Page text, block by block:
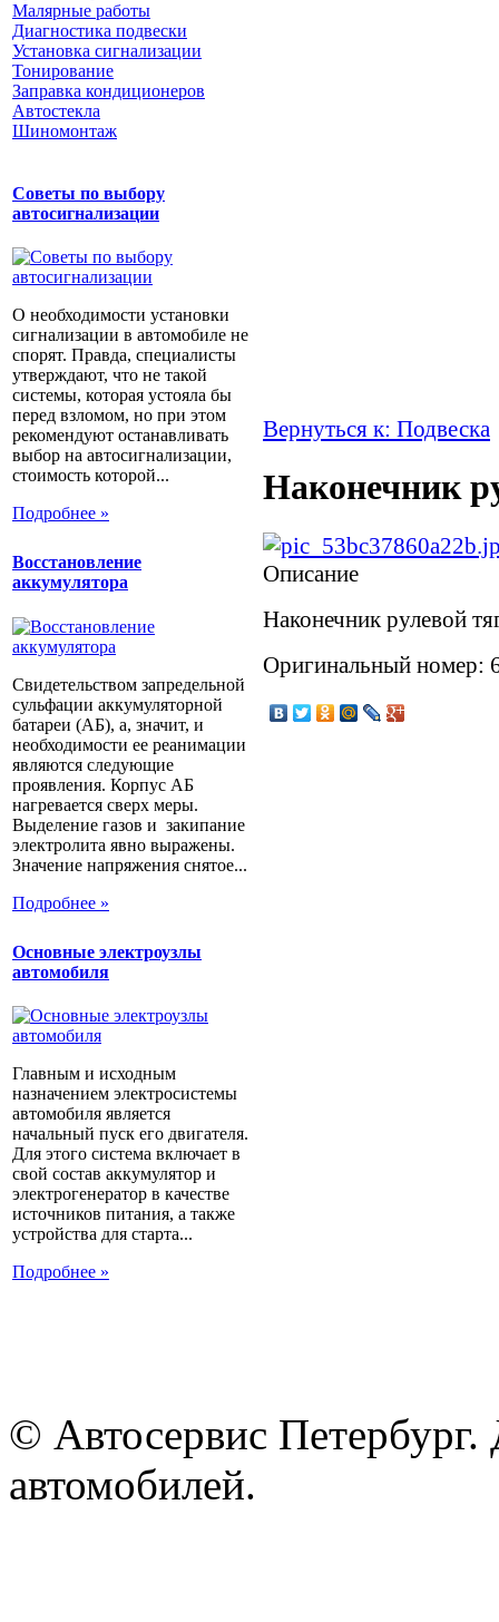
Малярные работы
Диагностика подвески
Установка сигнализации
Тонирование
Заправка кондиционеров
Автостекла
Шиномонтаж
Советы по выбору
автосигнализации
О необходимости установки
сигнализации в автомобиле не
спорят. Правда, специалисты
утверждают, что не такой
системы, которая устояла бы
перед взломом, но при этом
рекомендуют останавливать
выбор на автосигнализации,
стоимость которой...
Подробнее »
Восстановление
аккумулятора
Свидетельством запредельной
сульфации аккумуляторной
батареи (АБ), а, значит, и
необходимости ее реанимации
являются следующие
проявления. Корпус АБ
нагревается сверх меры.
Выделение газов и закипание
электролита явно выражены.
Значение напряжения снятое...
Подробнее »
Основные электроузлы
автомобиля
Главным и исходным
назначением электросистемы
автомобиля является
начальный пуск его двигателя.
Для этого система включает в
свой состав аккумулятор и
электрогенератор в качестве
источников питания, а также
устройства для старта...
Подробнее »
Вернуться к: Подвеска
Наконечник
Описание
Наконечник рулевой
Оригинальный номер:
© Автосервис
автомобилей.